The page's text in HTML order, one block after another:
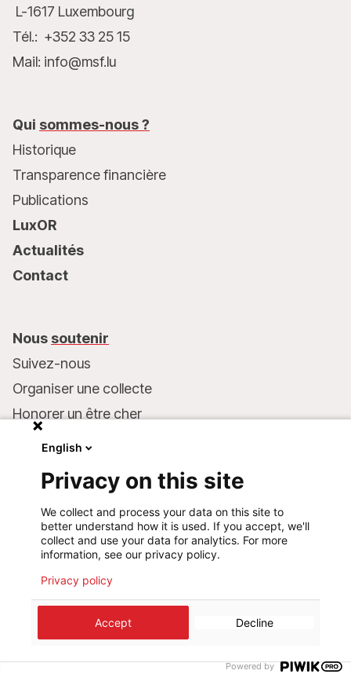
L-1617 Luxembourg
Tél.: +352 33 25 15
Mail: info@msf.lu
Qui sommes-nous ?
Historique
Transparence financière
Publications
LuxOR
Actualités
Contact
Nous soutenir
Suivez-nous
Organiser une collecte
Honorer un être cher
Faire un don
Coordonnées bancaires :
LU75 1111 0000 4848 0000
Comportement responsable
Médecins Sans Frontières Luxembourg
Design+Digital :Bunker Palace
English
Privacy on this site
We collect and process your data on this site to
better understand how it is used. If you accept, we'll
collect and use your data for analytics. For more
information, see our privacy policy.
Privacy policy
Accept Decline
Powered by